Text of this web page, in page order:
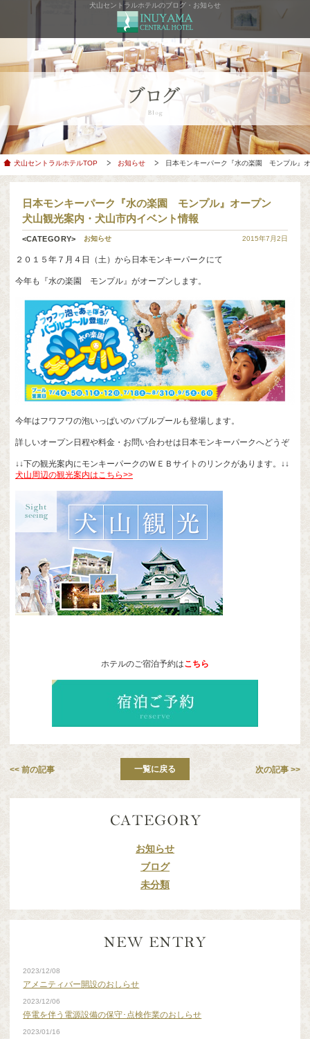
犬山セントラルホテルのブログ・お知らせ
犬山セントラルホテルTOP お知らせ 日本モンキーパーク『水の楽園 モンプル』
日本モンキーパーク『水の楽園 モンプル』オープン
犬山観光案内・犬山市内イベント情報
お知らせ 2015年7月2日
２０１５年７月４日（土）から日本モンキーパークにて
今年も『水の楽園 モンプル』がオープンします。
今年はフワフワの泡いっぱいのバブルプールも登場します。
詳しいオープン日程や料金・お問い合わせは日本モンキーパークへどうぞ
↓↓下の観光案内にモンキーパークのＷＥＢサイトのリンクがあります。↓↓
犬山周辺の観光案内はこちら>>
ホテルのご宿泊予約はこちら
<< 前の記事 次の記事 >>
一覧に戻る
お知らせ
ブログ
未分類
2023/12/08
アメニティバー開設のおしらせ
2023/12/06
停電を伴う電源設備の保守･点検作業のおしらせ
2023/01/16